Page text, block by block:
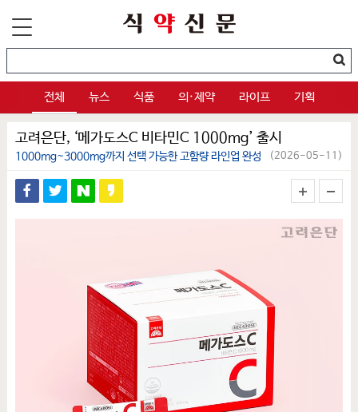
전체 뉴스 식품 의·제약 라이프 기획
고려은단, ‘메가도스C 비타민C 1000mg’ 출시
1000mg~3000mg까지 선택 가능한 고함량 라인업 완성 (2026-05-11)